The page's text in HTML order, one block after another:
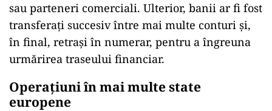
sau parteneri comerciali. Ulterior, banii ar fi fost
transferați succesiv între mai multe conturi și,
în final, retrași în numerar, pentru a îngreuna
urmărirea traseului financiar.
Operațiuni în mai multe state
europene